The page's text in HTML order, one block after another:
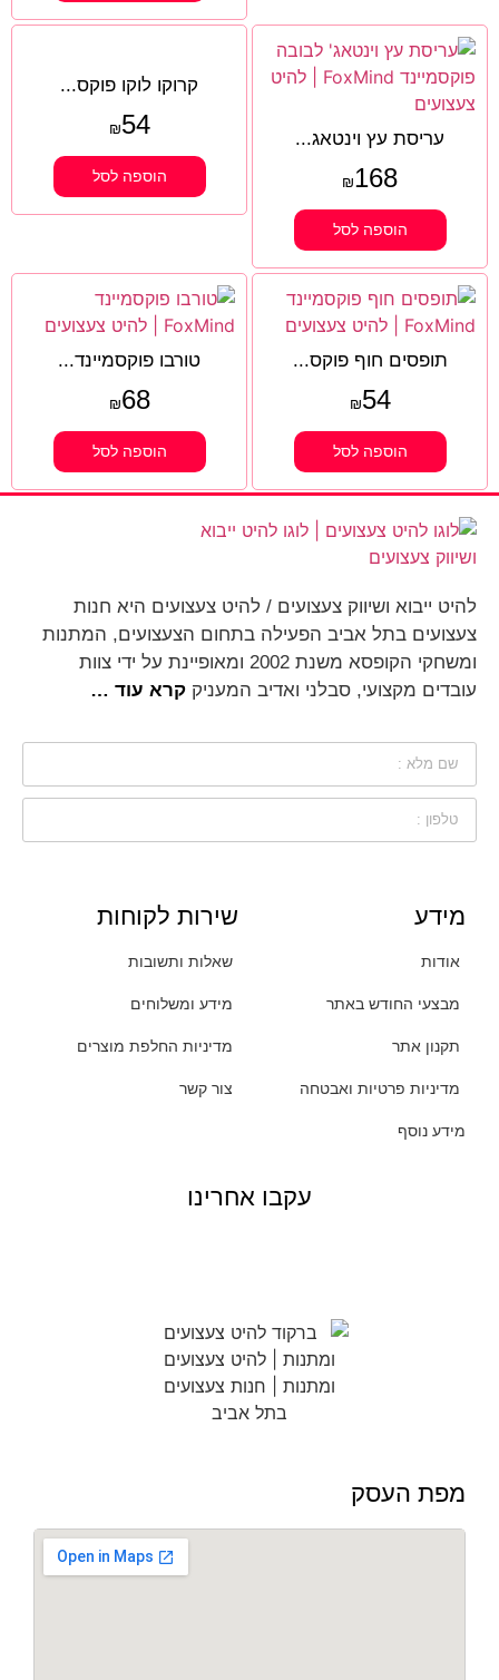
עריסת עץ וינטאג...
₪168
הוספה לסל
קרוקו לוקו פוקס...
₪54
הוספה לסל
תופסים חוף פוקס...
₪54
הוספה לסל
טורבו פוקסמיינד...
₪68
הוספה לסל
להיט ייבוא ושיווק צעצועים / להיט צעצועים היא חנות
צעצועים בתל אביב הפעילה בתחום הצעצועים, המתנות
ומשחקי הקופסא משנת 2002 ומאופיינת על ידי צוות
עובדים מקצועי, סבלני ואדיב המעניק קרא עוד …
מידע
אודות
מבצעי החודש באתר
תקנון אתר
מדיניות פרטיות ואבטחה
מידע נוסף
שירות לקוחות
שאלות ותשובות
מידע ומשלוחים
מדיניות החלפת מוצרים
צור קשר
עקבו אחרינו
מפת העסק